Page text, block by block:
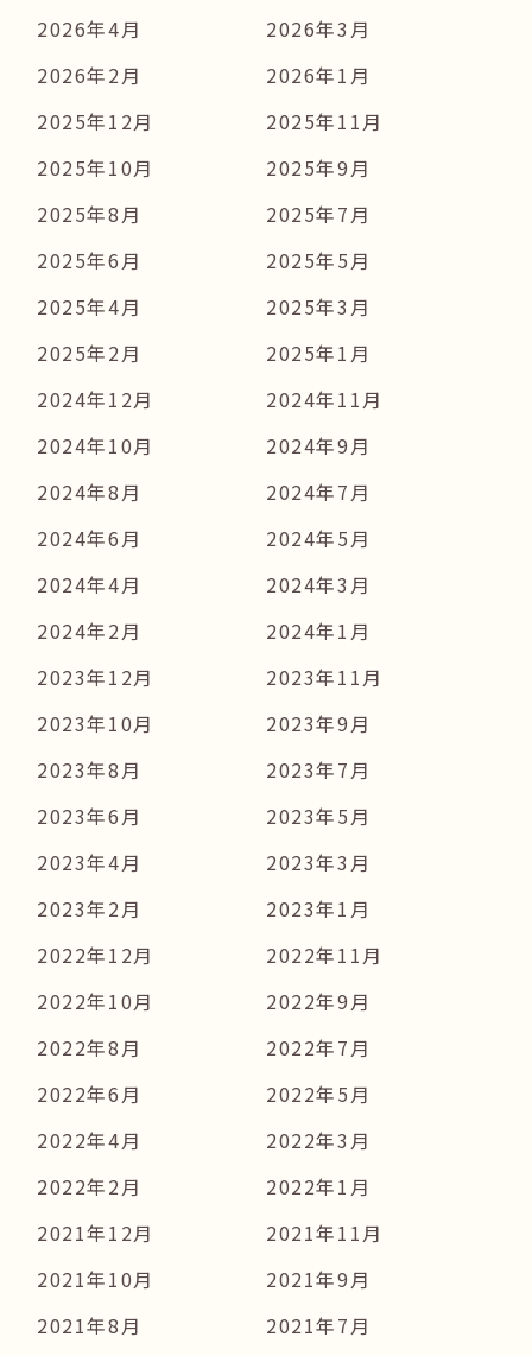
2026年4月
2026年3月
2026年2月
2026年1月
2025年12月
2025年11月
2025年10月
2025年9月
2025年8月
2025年7月
2025年6月
2025年5月
2025年4月
2025年3月
2025年2月
2025年1月
2024年12月
2024年11月
2024年10月
2024年9月
2024年8月
2024年7月
2024年6月
2024年5月
2024年4月
2024年3月
2024年2月
2024年1月
2023年12月
2023年11月
2023年10月
2023年9月
2023年8月
2023年7月
2023年6月
2023年5月
2023年4月
2023年3月
2023年2月
2023年1月
2022年12月
2022年11月
2022年10月
2022年9月
2022年8月
2022年7月
2022年6月
2022年5月
2022年4月
2022年3月
2022年2月
2022年1月
2021年12月
2021年11月
2021年10月
2021年9月
2021年8月
2021年7月